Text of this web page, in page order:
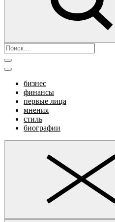
бизнес
финансы
первые лица
мнения
стиль
биографии